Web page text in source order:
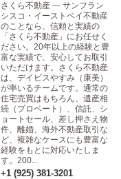
さくら不動産 — サンフラン
シスコ・イーストベイ不動産
のことなら、信頼と実績の
「さくら不動産」にお任せく
ださい。20年以上の経験と豊
富な実績で、安心してお取引
いただけます。さくら不動産
は、デイビスやすみ（康美）
が率いるチームです。通常の
住宅売買はもちろん、遺産相
続（プロベート）、信託、シ
ョートセール、差し押さえ物
件、離婚、海外不動産取引な
ど、複雑なケースにも豊富な
経験をもとに対応いたしま
す。200...
+1 (925) 381-3201